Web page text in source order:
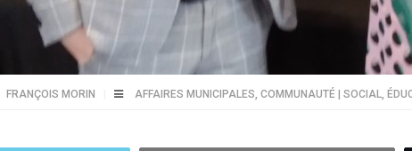
FRANÇOIS MORIN AFFAIRES MUNICIPALES, COMMUNAUTÉ | SOCIAL,